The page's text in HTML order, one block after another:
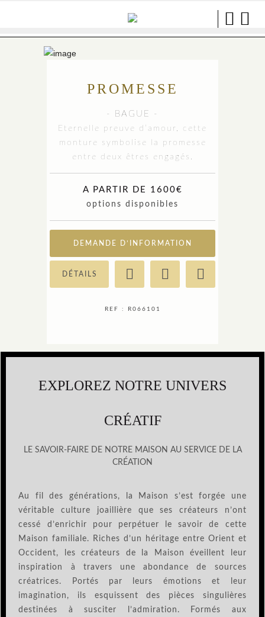
PROMESSE
- BAGUE -
Eternelle preuve d’amour, cette
monture symbolise la promesse
entre deux êtres engagés.
A PARTIR DE 1600€
options disponibles
DEMANDE D’INFORMATION
DÉTAILS
REF : R066101
EXPLOREZ NOTRE UNIVERS
CRÉATIF
LE SAVOIR-FAIRE DE NOTRE MAISON AU SERVICE DE LA
CRÉATION
Au fil des générations, la Maison s’est forgée une
véritable culture joaillière que ses créateurs n’ont
cessé d’enrichir pour perpétuer le savoir de cette
Maison familiale. Riches d’un héritage entre Orient et
Occident, les créateurs de la Maison éveillent leur
inspiration à travers une abondance de sources
créatrices. Portés par leurs émotions et leur
imagination, ils esquissent des pièces singulières
destinées à susciter l’admiration. Formés aux